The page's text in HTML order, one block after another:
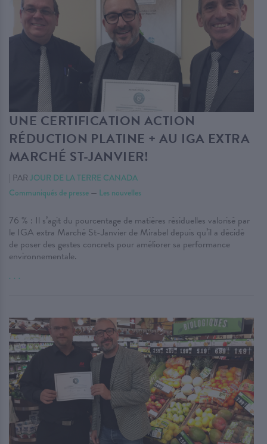
UNE CERTIFICATION ACTION
RÉDUCTION PLATINE + AU IGA EXTRA
MARCHÉ ST-JANVIER!
| PAR JOUR DE LA TERRE CANADA
Communiqués de presse — Les nouvelles
76 % : Il s’agit du pourcentage de matières résiduelles valorisé par
le IGA extra Marché St-Janvier de Mirabel depuis qu’il a décidé
de poser des gestes concrets pour améliorer sa performance
environnementale.
. . .